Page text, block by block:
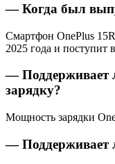
— Когда был
Смартфон OnePlus
2025 года и поступит
— Поддерживает
зарядку?
Мощность зарядки
— Поддерживает